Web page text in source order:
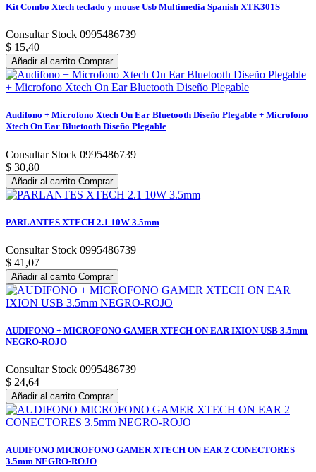
Kit Combo Xtech teclado y mouse Usb Multimedia Spanish XTK301S
Consultar Stock 0995486739
$ 15,40
Añadir al carrito Comprar
Audifono + Microfono Xtech On Ear Bluetooth Diseño Plegable + Microfono
Xtech On Ear Bluetooth Diseño Plegable
Consultar Stock 0995486739
$ 30,80
Añadir al carrito Comprar
PARLANTES XTECH 2.1 10W 3.5mm
Consultar Stock 0995486739
$ 41,07
Añadir al carrito Comprar
AUDIFONO + MICROFONO GAMER XTECH ON EAR IXION USB 3.5mm
NEGRO-ROJO
Consultar Stock 0995486739
$ 24,64
Añadir al carrito Comprar
AUDIFONO MICROFONO GAMER XTECH ON EAR 2 CONECTORES
3.5mm NEGRO-ROJO